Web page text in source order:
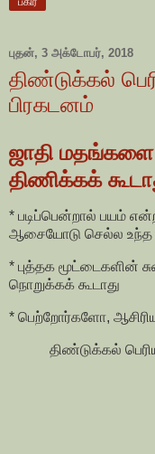
புதன், 3 அக்டோபர், 2018
திண்டுக்கல்
பிரகடனம்
ஜாதி மதங்களை
திணிக்கக்
* படிப்பென்றால் பயம்
ஆசையோடு செல்ல உந்த
* புத்தக மூட்டைகளின்
நொறுக்கக் கூடாது
* பெற்றோர்களோ,
திண்டுக்கல்